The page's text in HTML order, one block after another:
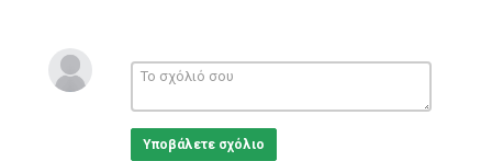
My Mine
Profile:
Italian project formed by Stefano Micheli (voice, keyboards), Carlo
Malatesta (voice, keyboards) and Danilo Rosati (keyboards,
drum) replaced by Darren Hatch.
Υποβάλετε σχόλιο